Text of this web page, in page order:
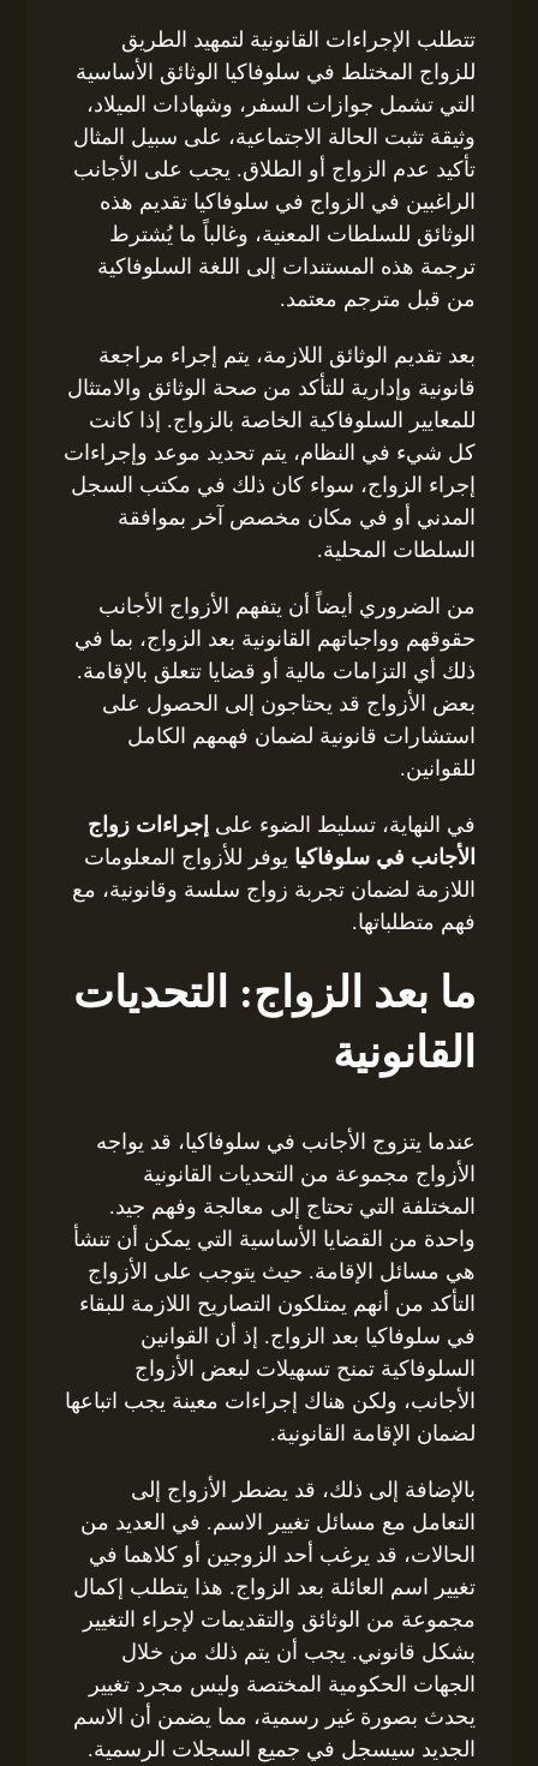
تتطلب الإجراءات القانونية لتمهيد الطريق
للزواج المختلط في سلوفاكيا الوثائق الأساسية
التي تشمل جوازات السفر، وشهادات الميلاد،
وثيقة تثبت الحالة الاجتماعية، على سبيل المثال
تأكيد عدم الزواج أو الطلاق. يجب على الأجانب
الراغبين في الزواج في سلوفاكيا تقديم هذه
الوثائق للسلطات المعنية، وغالباً ما يُشترط
ترجمة هذه المستندات إلى اللغة السلوفاكية
من قبل مترجم معتمد.
بعد تقديم الوثائق اللازمة، يتم إجراء مراجعة
قانونية وإدارية للتأكد من صحة الوثائق والامتثال
للمعايير السلوفاكية الخاصة بالزواج. إذا كانت
كل شيء في النظام، يتم تحديد موعد وإجراءات
إجراء الزواج، سواء كان ذلك في مكتب السجل
المدني أو في مكان مخصص آخر بموافقة
السلطات المحلية.
من الضروري أيضاً أن يتفهم الأزواج الأجانب
حقوقهم وواجباتهم القانونية بعد الزواج، بما في
ذلك أي التزامات مالية أو قضايا تتعلق بالإقامة.
بعض الأزواج قد يحتاجون إلى الحصول على
استشارات قانونية لضمان فهمهم الكامل
للقوانين.
في النهاية، تسليط الضوء على إجراءات زواج
الأجانب في سلوفاكيا يوفر للأزواج المعلومات
اللازمة لضمان تجربة زواج سلسة وقانونية، مع
فهم متطلباتها.
ما بعد الزواج: التحديات
القانونية
عندما يتزوج الأجانب في سلوفاكيا، قد يواجه
الأزواج مجموعة من التحديات القانونية
المختلفة التي تحتاج إلى معالجة وفهم جيد.
واحدة من القضايا الأساسية التي يمكن أن تنشأ
هي مسائل الإقامة. حيث يتوجب على الأزواج
التأكد من أنهم يمتلكون التصاريح اللازمة للبقاء
في سلوفاكيا بعد الزواج. إذ أن القوانين
السلوفاكية تمنح تسهيلات لبعض الأزواج
الأجانب، ولكن هناك إجراءات معينة يجب اتباعها
لضمان الإقامة القانونية.
بالإضافة إلى ذلك، قد يضطر الأزواج إلى
التعامل مع مسائل تغيير الاسم. في العديد من
الحالات، قد يرغب أحد الزوجين أو كلاهما في
تغيير اسم العائلة بعد الزواج. هذا يتطلب إكمال
مجموعة من الوثائق والتقديمات لإجراء التغيير
بشكل قانوني. يجب أن يتم ذلك من خلال
الجهات الحكومية المختصة وليس مجرد تغيير
يحدث بصورة غير رسمية، مما يضمن أن الاسم
الجديد سيسجل في جميع السجلات الرسمية.